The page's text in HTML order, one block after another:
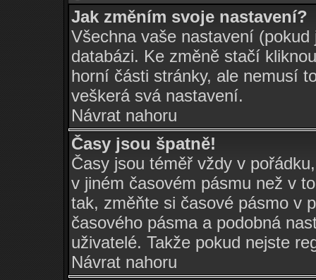
Jak změním svoje nastavení?
Všechna vaše nastavení
databázi. Ke změně stačí
horní části stránky, ale nemusí
veškerá svá nastavení.
Návrat nahoru
Časy jsou špatně!
Časy jsou téměř vždy v
v jiném časovém pásmu než v
tak, změňte si časové pásmo v
časového pásma a podobná
uživatelé. Takže pokud nejste
Návrat nahoru